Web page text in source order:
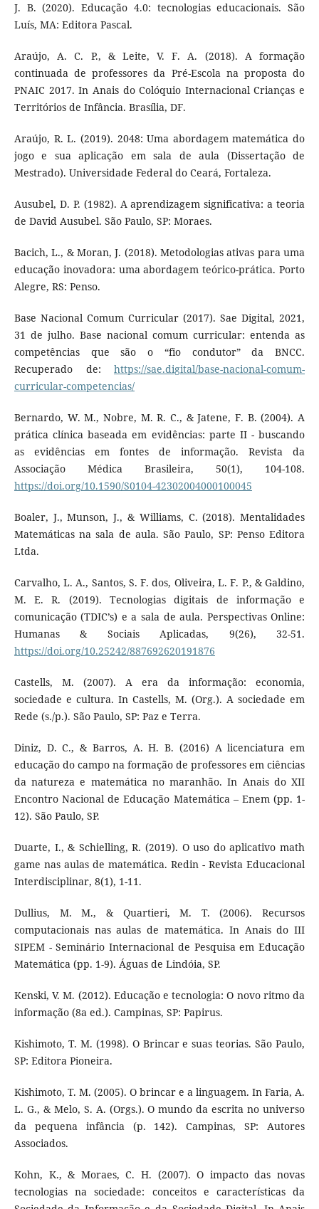
J. B. (2020). Educação 4.0: tecnologias educacionais. São
Luís, MA: Editora Pascal.
Araújo, A. C. P., & Leite, V. F. A. (2018). A formação
continuada de professores da Pré-Escola na proposta do
PNAIC 2017. In Anais do Colóquio Internacional Crianças e
Territórios de Infância. Brasília, DF.
Araújo, R. L. (2019). 2048: Uma abordagem matemática do
jogo e sua aplicação em sala de aula (Dissertação de
Mestrado). Universidade Federal do Ceará, Fortaleza.
Ausubel, D. P. (1982). A aprendizagem significativa: a teoria
de David Ausubel. São Paulo, SP: Moraes.
Bacich, L., & Moran, J. (2018). Metodologias ativas para uma
educação inovadora: uma abordagem teórico-prática. Porto
Alegre, RS: Penso.
Base Nacional Comum Curricular (2017). Sae Digital, 2021,
31 de julho. Base nacional comum curricular: entenda as
competências que são o “fio condutor” da BNCC.
Recuperado de:https://sae.digital/base-nacional-comum-
curricular-competencias/
Bernardo, W. M., Nobre, M. R. C., & Jatene, F. B. (2004). A
prática clínica baseada em evidências: parte II - buscando
as evidências em fontes de informação. Revista da
Associação Médica Brasileira, 50(1), 104-108.
https://doi.org/10.1590/S0104-42302004000100045
Boaler, J., Munson, J., & Williams, C. (2018). Mentalidades
Matemáticas na sala de aula. São Paulo, SP: Penso Editora
Ltda.
Carvalho, L. A., Santos, S. F. dos, Oliveira, L. F. P., & Galdino,
M. E. R. (2019). Tecnologias digitais de informação e
comunicação (TDIC’s) e a sala de aula. Perspectivas Online:
Humanas & Sociais Aplicadas, 9(26), 32-51.
https://doi.org/10.25242/887692620191876
Castells, M. (2007). A era da informação: economia,
sociedade e cultura. In Castells, M. (Org.). A sociedade em
Rede (s./p.). São Paulo, SP: Paz e Terra.
Diniz, D. C., & Barros, A. H. B. (2016) A licenciatura em
educação do campo na formação de professores em ciências
da natureza e matemática no maranhão. In Anais do XII
Encontro Nacional de Educação Matemática – Enem (pp. 1-
12). São Paulo, SP.
Duarte, I., & Schielling, R. (2019). O uso do aplicativo math
game nas aulas de matemática. Redin - Revista Educacional
Interdisciplinar, 8(1), 1-11.
Dullius, M. M., & Quartieri, M. T. (2006). Recursos
computacionais nas aulas de matemática. In Anais do III
SIPEM - Seminário Internacional de Pesquisa em Educação
Matemática (pp. 1-9). Águas de Lindóia, SP.
Kenski, V. M. (2012). Educação e tecnologia: O novo ritmo da
informação (8a ed.). Campinas, SP: Papirus.
Kishimoto, T. M. (1998). O Brincar e suas teorias. São Paulo,
SP: Editora Pioneira.
Kishimoto, T. M. (2005). O brincar e a linguagem. In Faria, A.
L. G., & Melo, S. A. (Orgs.). O mundo da escrita no universo
da pequena infância (p. 142). Campinas, SP: Autores
Associados.
Kohn, K., & Moraes, C. H. (2007). O impacto das novas
tecnologias na sociedade: conceitos e características da